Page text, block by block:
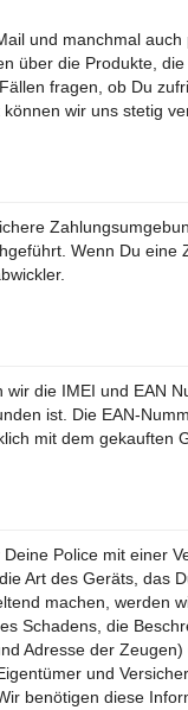
und manchmal
über die Produkte,
fragen, ob Du
wir uns stetig
Wenn Du
die IMEI und EAN
ist. Die EAN-
mit dem gekauften
Police mit einer
Art des Geräts, das
machen, werden
Schadens, die
Adresse der
und
benötigen diese